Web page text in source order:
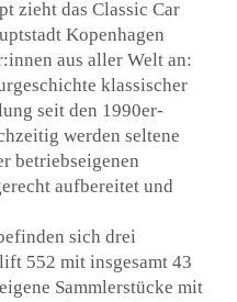
zieht das Classic Car
Kopenhagen
aus aller Welt an:
klassischer
seit den 1990er-
werden seltene
betriebseigenen
aufbereitet und
sich drei
552 mit insgesamt 43
Sammlerstücke mit